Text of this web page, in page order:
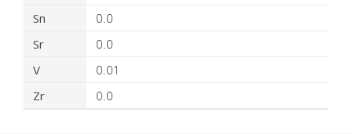
Sn
0.0
Sr
0.0
V
0.01
Zr
0.0